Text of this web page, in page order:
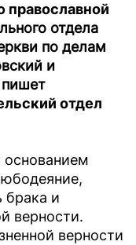
православной
отдела
по делам
и
отдел
брака и
верности.
верности